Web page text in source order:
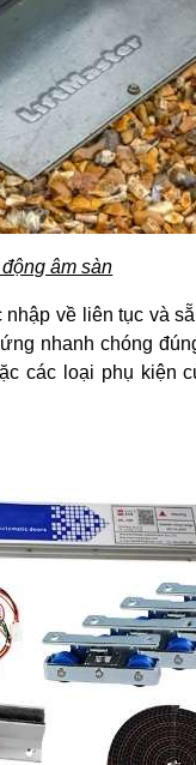
âm sàn
nhập về liên tục và
nhanh chóng
các loại phụ kiện